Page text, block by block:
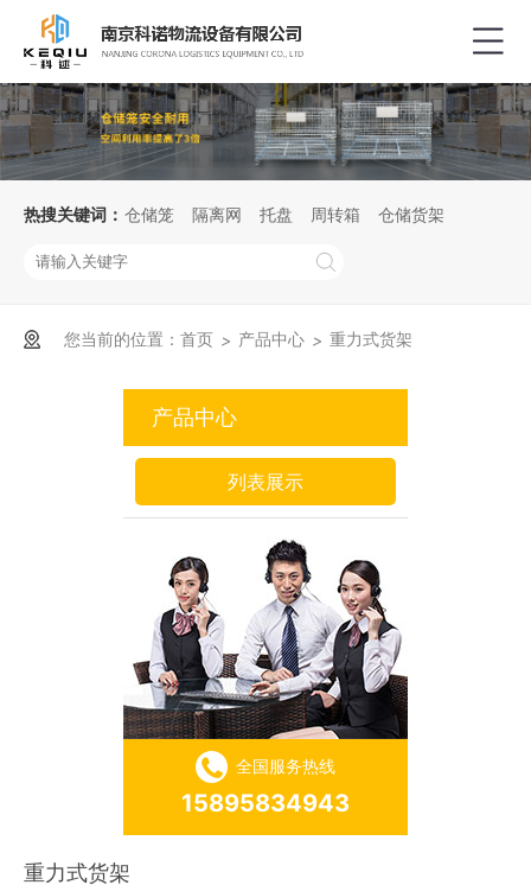
热搜关键词： 仓储笼 隔离网 托盘 周转箱 仓储货架
您当前的位置： 首页 > 产品中心 > 重力式货架
产品中心
列表展示
全国服务热线
15895834943
重力式货架